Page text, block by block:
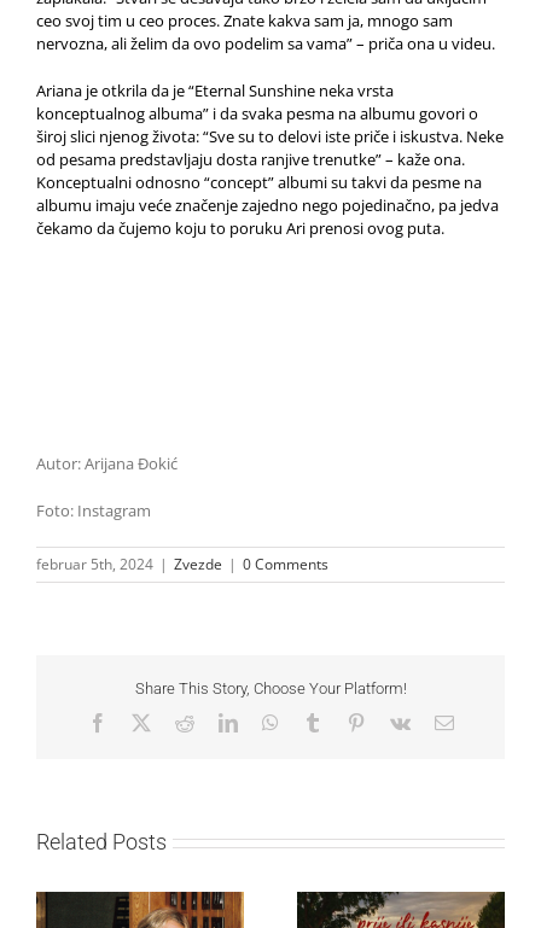
ceo svoj tim u ceo proces. Znate kakva sam ja, mnogo sam
nervozna, ali želim da ovo podelim sa vama” – priča ona u videu.
Ariana je otkrila da je “Eternal Sunshine neka vrsta
konceptualnog albuma” i da svaka pesma na albumu govori o
široj slici njenog života: “Sve su to delovi iste priče i iskustva. Neke
od pesama predstavljaju dosta ranjive trenutke” – kaže ona.
Konceptualni odnosno “concept” albumi su takvi da pesme na
albumu imaju veće značenje zajedno nego pojedinačno, pa jedva
čekamo da čujemo koju to poruku Ari prenosi ovog puta.
Autor: Arijana Đokić
Foto: Instagram
februar 5th, 2024 | Zvezde | 0 Comments
Share This Story, Choose Your Platform!
Facebook RedditLinkedInWhatsApp
Tumblr Pinterest
Vk Email
Related Posts